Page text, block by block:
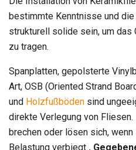
bestimmte Kenntnisse und
strukturell solide sein, um das
zu tragen.
Spanplatten, gepolsterte
Art, OSB (Oriented Strand
und Holzfußböden sind
direkte Verlegung von
brechen oder lösen sich,
Belastung verbiegt .